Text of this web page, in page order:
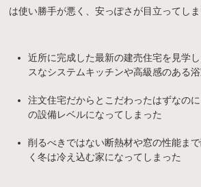
は使い勝手が悪く、安っぽさが目立ってしま
近所に完成した最新の建売住宅を見学
スなシステムキッチンや高級感のある
注文住宅だからとこだわったはずなの
の設備レベルになってしまった
削るべきではない断熱材や窓の性能ま
く冬は冷え込む家になってしまった